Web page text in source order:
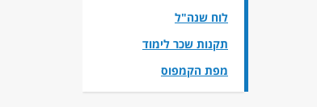
לוח שנה"ל
תקנות שכר לימוד
מפת הקמפוס